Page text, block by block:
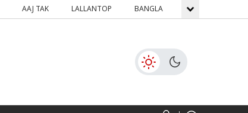
AAJ TAK LALLANTOP BANGLA GNTTV